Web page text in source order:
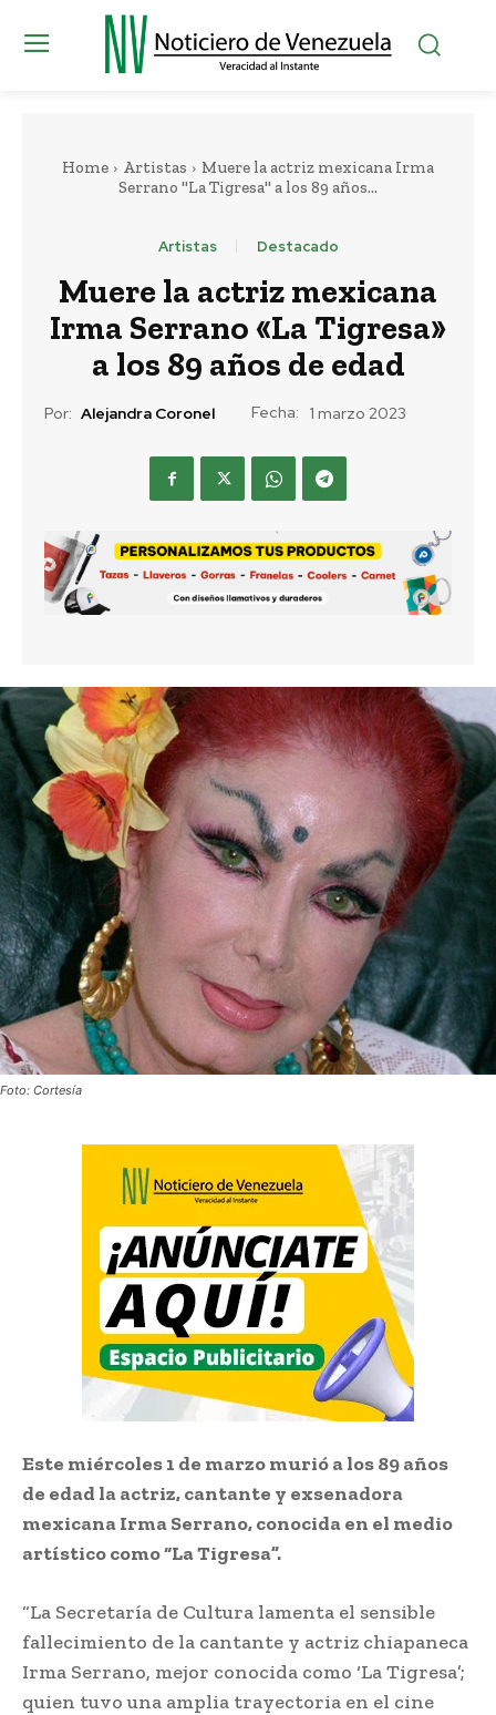
Home Artistas
Muere la actriz mexicana Irma
Serrano "La Tigresa" a los 89 años...
Artistas Destacado
Muere la actriz mexicana
Irma Serrano «La Tigresa»
a los 89 años de edad
Por: Alejandra Coronel Fecha: 1 marzo 2023
Foto: Cortesía
Este miércoles 1 de marzo murió a los 89 años
de edad la actriz, cantante y exsenadora
mexicana Irma Serrano, conocida en el medio
artístico como “La Tigresa”.
“La Secretaría de Cultura lamenta el sensible
fallecimiento de la cantante y actriz chiapaneca
Irma Serrano, mejor conocida como ‘La Tigresa’;
quien tuvo una amplia trayectoria en el cine